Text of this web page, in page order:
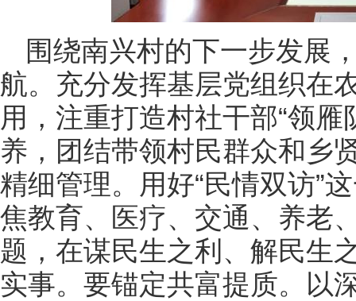
围绕南兴村的下一步发展
航。充分发挥基层党组织在
用，注重打造村社干部“领
养，团结带领村民群众和乡
精细管理。用好“民情双访”
焦教育、医疗、交通、养老
题，在谋民生之利、解民生
实事。要锚定共富提质。以